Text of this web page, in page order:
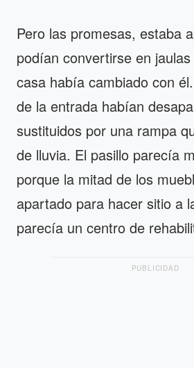
Pero las promesas, estaba
podían convertirse en
casa había cambiado con
de la entrada habían
sustituidos por una rampa
de lluvia. El pasillo parecía
porque la mitad de los
apartado para hacer sitio a
parecía un centro de
PUBLICIDAD